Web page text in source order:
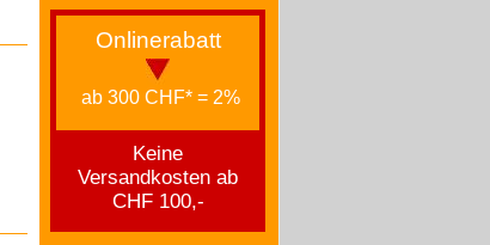
Onlinerabatt
ab 300 CHF* = 2%
Keine
Versandkosten ab
CHF 100,-